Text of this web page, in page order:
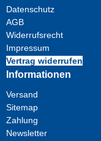
Datenschutz
AGB
Widerrufsrecht
Impressum
Vertrag widerrufen
Informationen
Versand
Sitemap
Zahlung
Newsletter